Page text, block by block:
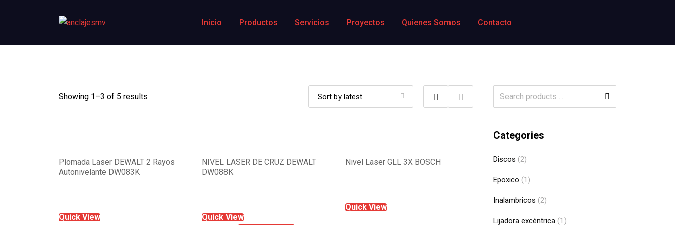
Inicio Productos Servicios Proyectos Quienes Somos Contacto
Showing 1–3 of 5 results
Plomada Laser DEWALT 2 Rayos
Autonivelante DW083K
Quick View
NIVEL LASER DE CRUZ DEWALT
DW088K
Read more
Quick View
Nivel Laser GLL 3X BOSCH
Quick View
Categories
Discos (2)
Epoxico (1)
Inalambricos (2)
Lijadora excéntrica (1)